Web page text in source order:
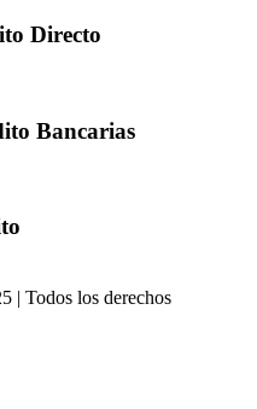
Directo
Bancarias
| Todos los derechos